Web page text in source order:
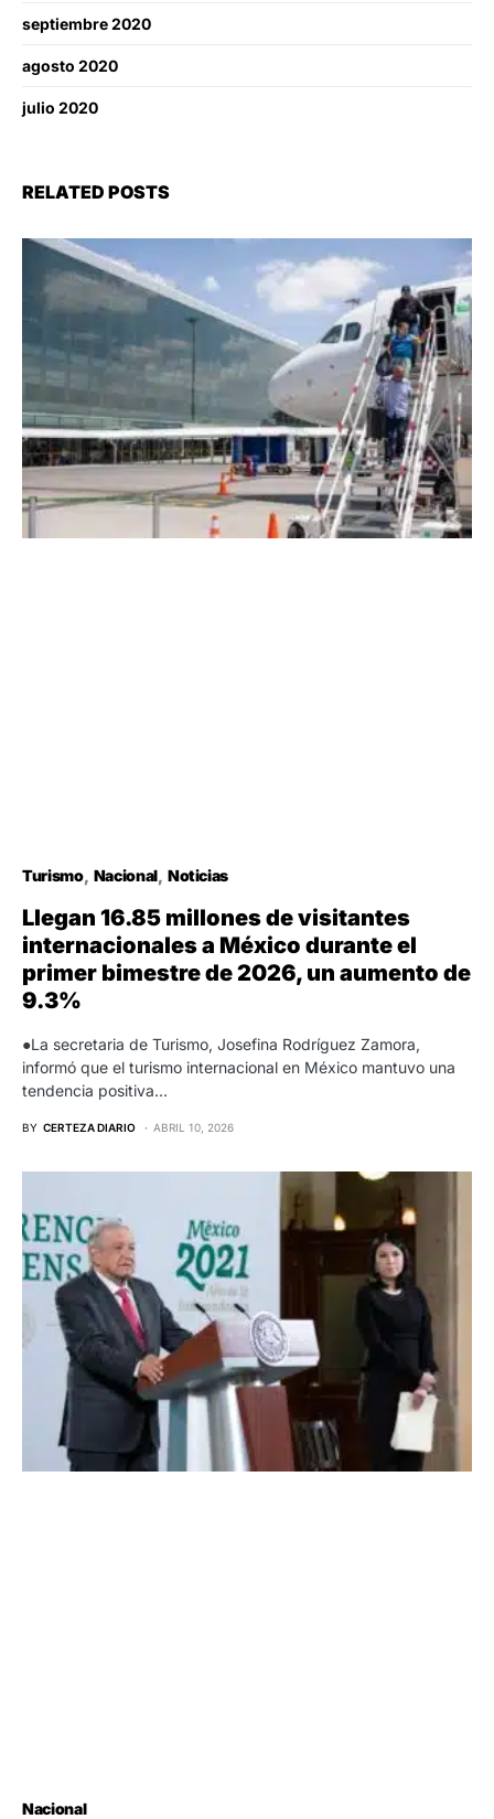
septiembre 2020
agosto 2020
julio 2020
RELATED POSTS
Turismo Nacional Noticias
Llegan 16.85 millones de visitantes
internacionales a México durante el
primer bimestre de 2026, un aumento de
9.3%
●La secretaria de Turismo, Josefina Rodríguez Zamora,
informó que el turismo internacional en México mantuvo una
tendencia positiva…
BY CERTEZA DIARIO ABRIL 10, 2026
Nacional